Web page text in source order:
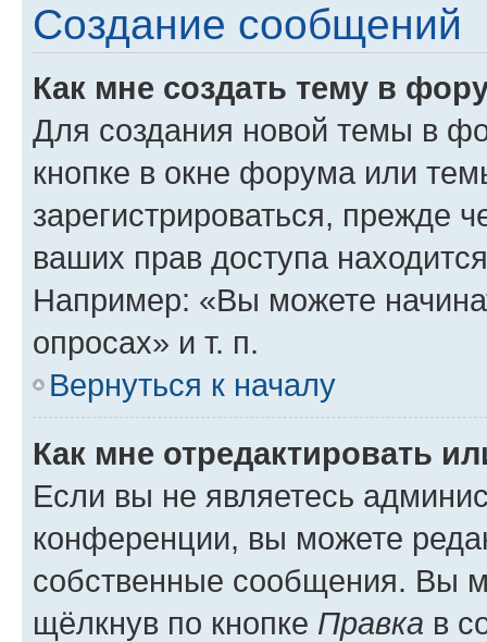
Создание сообщений
Как мне создать тему в
Для создания новой темы в
кнопке в окне форума или
зарегистрироваться, прежде
ваших прав доступа
Например: «Вы можете
опросах» и т. п.
Вернуться к началу
Как мне отредактировать
Если вы не являетесь
конференции, вы можете
собственные сообщения. Вы
щёлкнув по кнопке Правка в